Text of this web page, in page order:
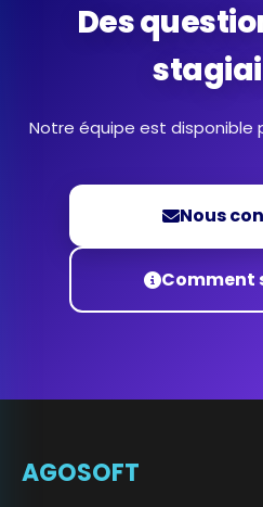
Des
Notre équipe est disponible
Nous
Comment
AGOSOFT